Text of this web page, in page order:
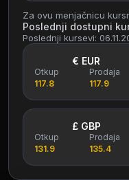
Za ovu menjačnicu
Poslednji dostupni
Poslednji kursevi:
€ EUR
Otkup
117.8
Prodaja
117.9
£ GBP
Otkup
131.9
Prodaja
135.4